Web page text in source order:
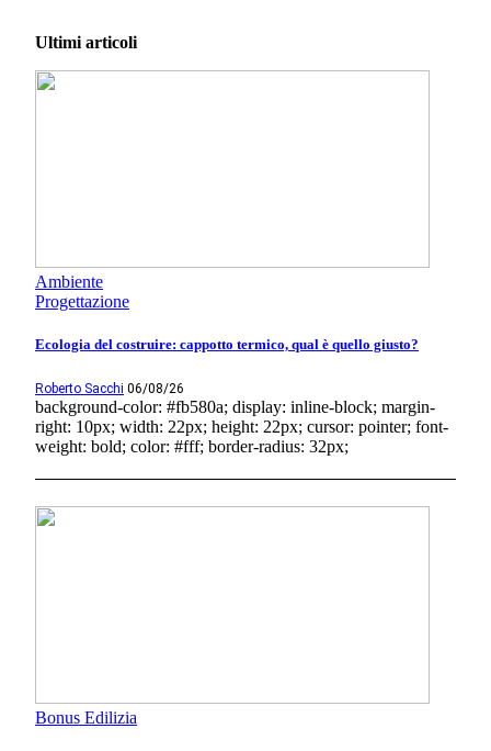
Ultimi articoli
Ambiente
Progettazione
Ecologia del costruire: cappotto termico, qual è quello giusto?
Roberto Sacchi 06/08/26
background-color: #fb580a; display: inline-block; margin-
right: 10px; width: 22px; height: 22px; cursor: pointer; font-
weight: bold; color: #fff; border-radius: 32px;
Bonus Edilizia